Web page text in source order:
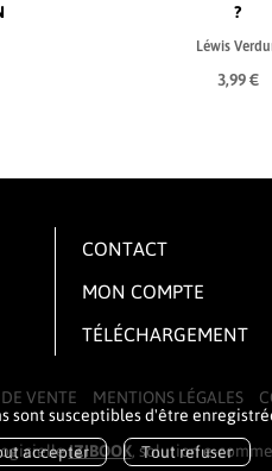
sont susceptibles d'être
accepter Tout refuser
NORDIC
Léwis Verdun
3,99 €
?
Léwis
3,99 €
CONTACT
MON COMPTE
TÉLÉCHARGEMENT
VENTE MENTIONS LÉGALES
IZIBOOK, solution e-